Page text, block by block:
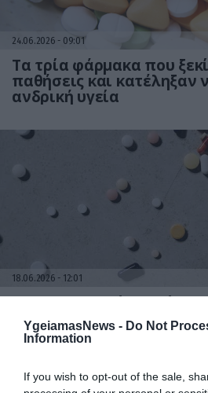
YgeiamasNews - Do Not
Information
If you wish to opt-out of the sale,
24.06.2026 09:01
Τα τρία φάρμακα που
παθήσεις και κατέληξαν
ανδρική υγεία
18.06.2026 12:01
ΕΟΦ: Ανακαλεί παρτίδα
λευχαιμία λόγω
ποιοτικούς ελέγχους